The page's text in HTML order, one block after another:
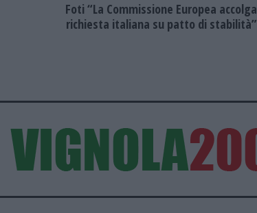
Foti “La Commissione Europea accolga
richiesta italiana su patto di stabilità”